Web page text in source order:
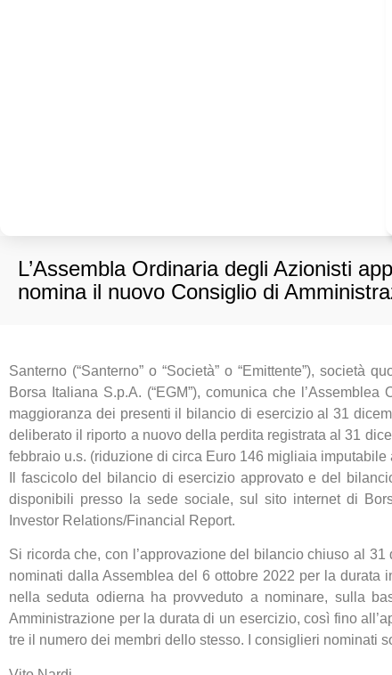
L’Assembla Ordinaria degli Azionisti
nomina il nuovo Consiglio di
Santerno (“Santerno” o “Società” o “Emittente”), società
Borsa Italiana S.p.A. (“EGM”), comunica che
maggioranza dei presenti il bilancio di esercizio al 31
deliberato il riporto a nuovo della perdita registrata al 31
febbraio u.s. (riduzione di circa Euro 146 migliaia
Il fascicolo del bilancio di esercizio approvato e del
disponibili presso la sede sociale, sul sito internet di
Investor Relations/Financial Report.
Si ricorda che, con l’approvazione del bilancio chiuso al
nominati dalla Assemblea del 6 ottobre 2022 per la durata
nella seduta odierna ha provveduto a nominare, sulla
Amministrazione per la durata di un esercizio, così fino
tre il numero dei membri dello stesso. I consiglieri nominati